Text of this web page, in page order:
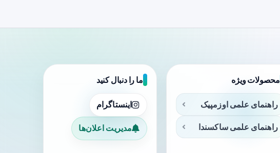
محصولات ویژه
راهنمای علمی اوزمپیک
راهنمای علمی ساکسندا
ما را دنبال کنید
اینستاگرام
مدیریت اعلان‌ها